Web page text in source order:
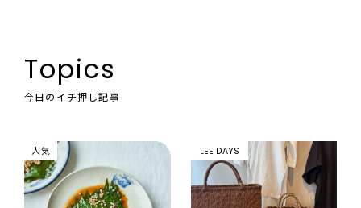
Topics
今日のイチ押し記事
人気 LEE DAYS